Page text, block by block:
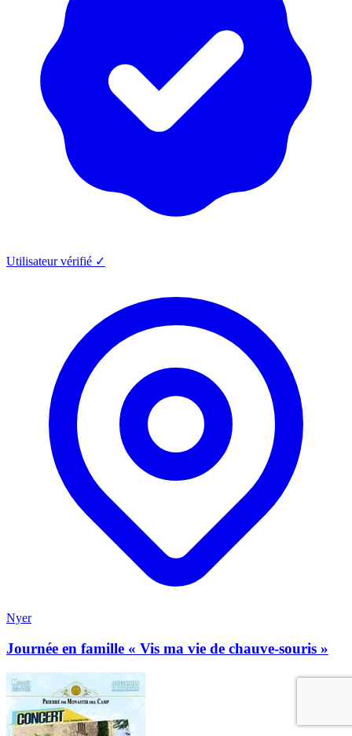
Utilisateur vérifié ✓
Nyer
Journée en famille « Vis ma vie de chauve-souris »